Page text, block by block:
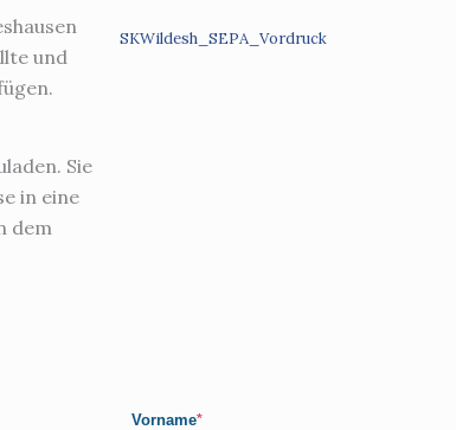
und
Sie
in eine
dem
SKWildesh_SEPA_Vordruck
Vorname*